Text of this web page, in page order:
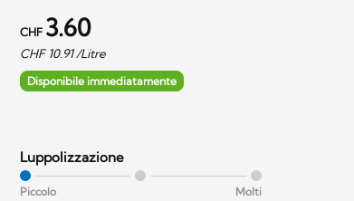
CHF 3.60
CHF 10.91/Litre
Disponibile immediatamente
Luppolizzazione
Piccolo Molti